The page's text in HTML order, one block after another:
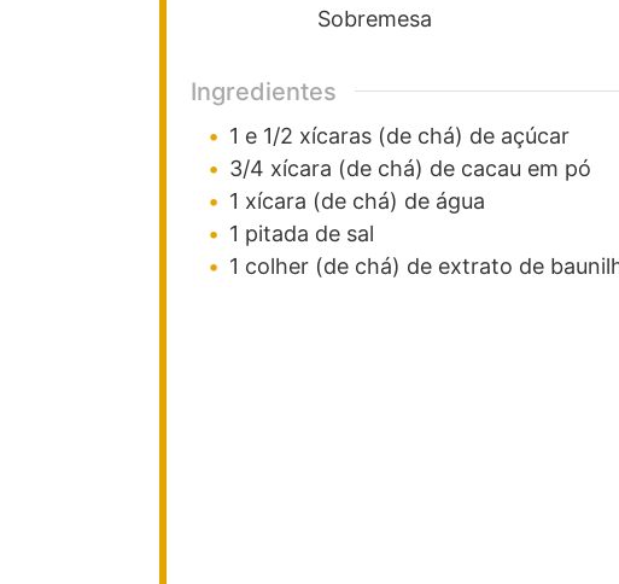
Sobremesa
Ingredientes
1 e 1/2 xícaras (de chá) de açúcar
3/4 xícara (de chá) de cacau em pó
1 xícara (de chá) de água
1 pitada de sal
1 colher (de chá) de extrato de